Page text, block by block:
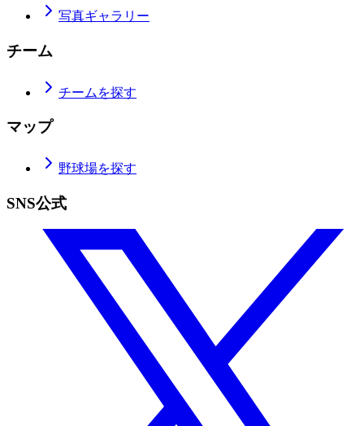
写真ギャラリー
チーム
チームを探す
マップ
野球場を探す
SNS公式